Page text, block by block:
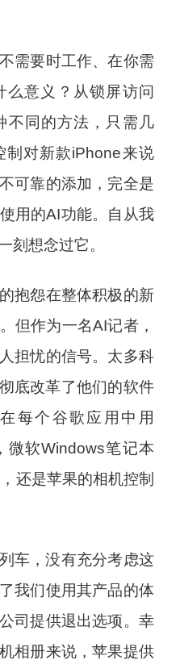
需要时工作、在你需
意义？从锁屏访问
不同的方法，只需几
制对新款iPhone来说
可靠的添加，完全是
用的AI功能。自从我
刻想念过它。
抱怨在整体积极的新
但作为一名AI记者，
担忧的信号。太多科
底改革了他们的软件
每个谷歌应用中用
微软Windows笔记本
还是苹果的相机控制
车，没有充分考虑这
我们使用其产品的体
司提供退出选项。幸
相册来说，苹果提供